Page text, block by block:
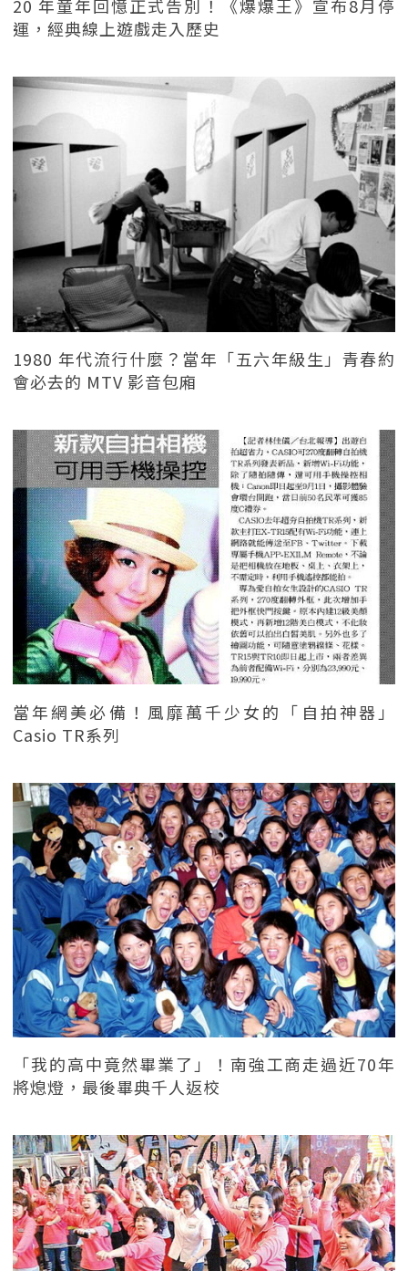
20 年童年回憶正式告別！《爆爆王》宣布8月停
運，經典線上遊戲走入歷史
1980 年代流行什麼？當年「五六年級生」青春約
會必去的 MTV 影音包廂
當年網美必備！風靡萬千少女的「自拍神器」
Casio TR系列
「我的高中竟然畢業了」！南強工商走過近70年
將熄燈，最後畢典千人返校